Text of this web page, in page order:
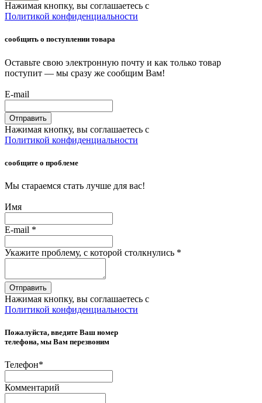
Нажимая кнопку, вы соглашаетесь с
Политикой конфиденциальности
сообщить о поступлении товара
Оставьте свою электронную почту и как только товар
поступит — мы сразу же сообщим Вам!
E-mail
Отправить
Нажимая кнопку, вы соглашаетесь с
Политикой конфиденциальности
сообщите о проблеме
Мы стараемся стать лучше для вас!
Имя
E-mail *
Укажите проблему, с которой столкнулись *
Отправить
Нажимая кнопку, вы соглашаетесь с
Политикой конфиденциальности
Пожалуйста, введите Ваш номер
телефона, мы Вам перезвоним
Телефон*
Комментарий